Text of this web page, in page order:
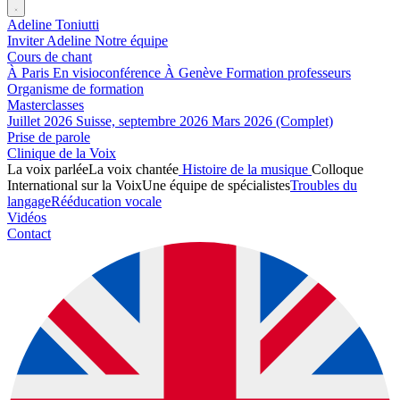
Adeline Toniutti
Inviter Adeline Notre équipe
Cours de chant
À Paris En visioconférence À Genève Formation professeurs
Organisme de formation
Masterclasses
Juillet 2026 Suisse, septembre 2026 Mars 2026 (Complet)
Prise de parole
Clinique de la Voix
La voix parléeLa voix chantée Histoire de la musique Colloque
International sur la VoixUne équipe de spécialistesTroubles du
langageRééducation vocale
Vidéos
Contact